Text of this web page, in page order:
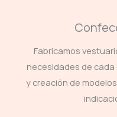
Fabricamos
necesidades de
y creación de